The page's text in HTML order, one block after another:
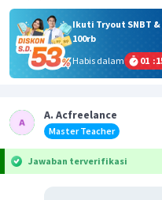
Ikuti Tryout SNBT
100rb
Habis dalam
01 :
A. Acfreelance
Master Teacher
Jawaban terverifikasi